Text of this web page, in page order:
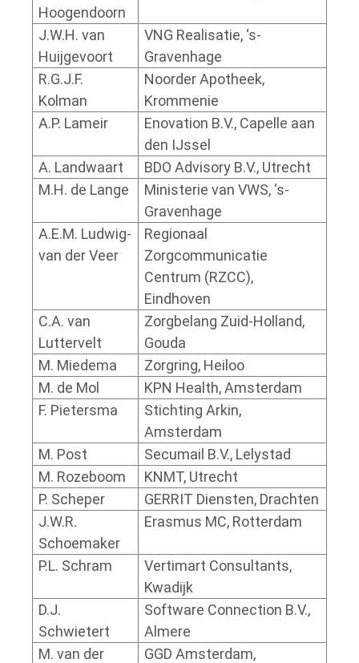
Hoogendoorn
J.W.H. van
Huijgevoort
VNG Realisatie, ‘s-
Gravenhage
R.G.J.F.
Kolman
Noorder Apotheek,
Krommenie
A.P. Lameir
Enovation B.V., Capelle aan
den IJssel
A. Landwaart
BDO Advisory B.V., Utrecht
M.H. de Lange
Ministerie van VWS, ‘s-
Gravenhage
A.E.M. Ludwig-
van der Veer
Regionaal
Zorgcommunicatie
Centrum (RZCC),
Eindhoven
C.A. van
Luttervelt
Zorgbelang Zuid-Holland,
Gouda
M. Miedema
Zorgring, Heiloo
M. de Mol
KPN Health, Amsterdam
F. Pietersma
Stichting Arkin,
Amsterdam
M. Post
Secumail B.V., Lelystad
M. Rozeboom
KNMT, Utrecht
P. Scheper
GERRIT Diensten, Drachten
J.W.R.
Schoemaker
Erasmus MC, Rotterdam
P.L. Schram
Vertimart Consultants,
Kwadijk
D.J.
Schwietert
Software Connection B.V.,
Almere
M. van der
GGD Amsterdam,